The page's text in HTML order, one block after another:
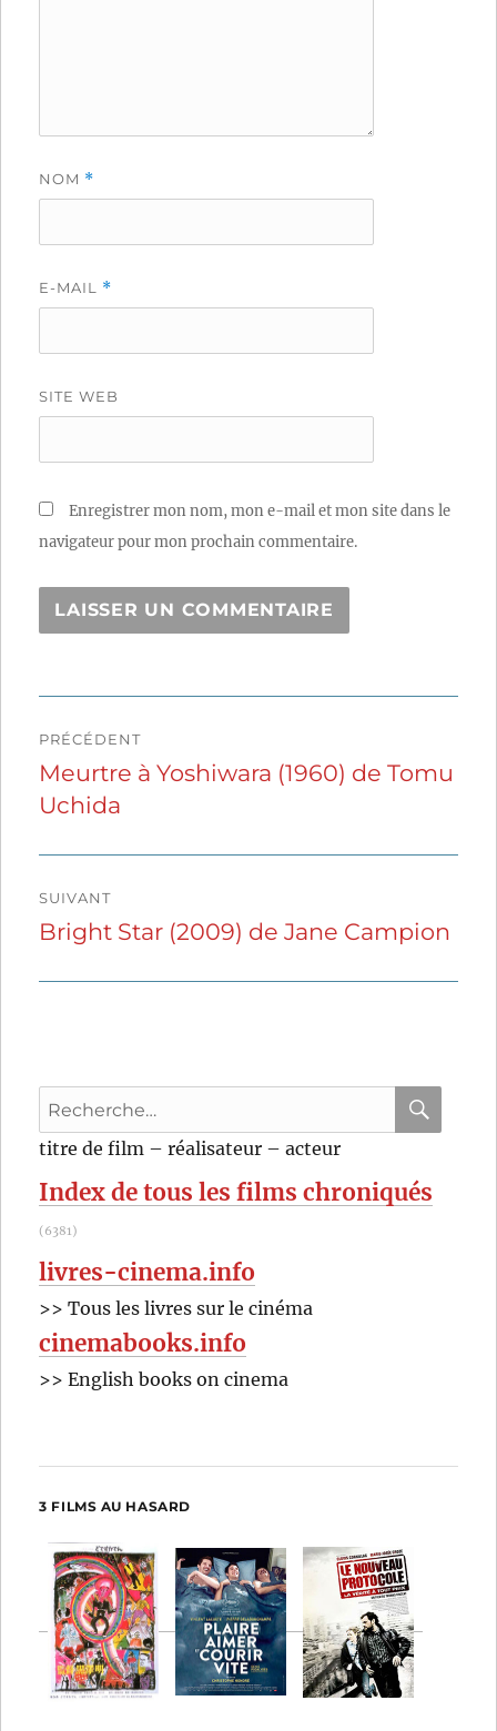
NOM *
E-MAIL *
SITE WEB
Enregistrer mon nom, mon e-mail et mon site dans le
navigateur pour mon prochain commentaire.
de
l’article
PRÉCÉDENT
Publication
précédente :
Meurtre à Yoshiwara (1960) de Tomu
Uchida
SUIVANT
Publication
Bright Star (2009) de Jane Campion
Recherche
pour
:
titre de film – réalisateur – acteur
Index de tous les films chroniqués
(6381)
livres-cinema.info
>> Tous les livres sur le cinéma
cinemabooks.info
>> English books on cinema
3 FILMS AU HASARD